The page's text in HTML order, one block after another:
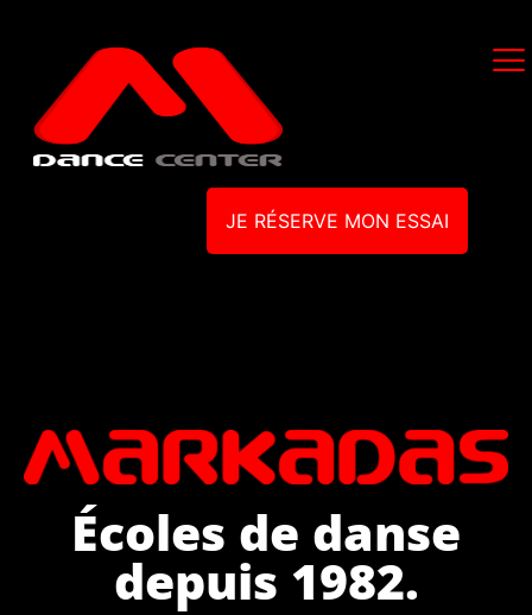
JE RÉSERVE MON ESSAI
Écoles de danse
depuis 1982.